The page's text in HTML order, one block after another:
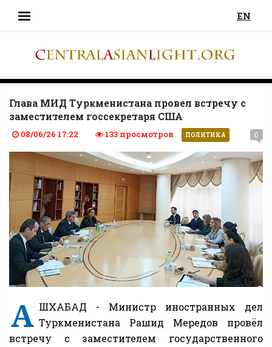
EN
Глава МИД Туркменистана провел встречу с
заместителем госсекретаря США
08/06/26 17:22 133 просмотров ПОЛИТИКА 0
А ШХАБАД - Министр иностранных дел
Туркменистана Рашид Мередов провёл
встречу с заместителем государственного